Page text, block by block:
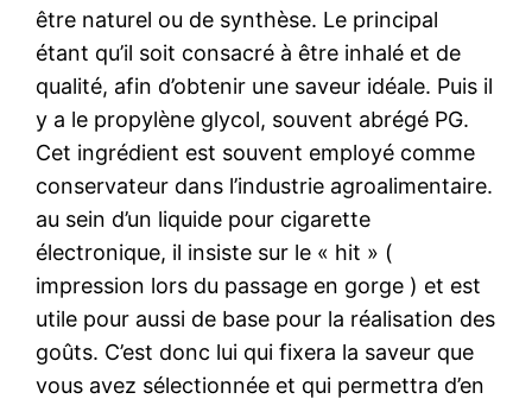
être naturel ou de synthèse. Le principal
étant qu’il soit consacré à être inhalé et de
qualité, afin d’obtenir une saveur idéale. Puis il
y a le propylène glycol, souvent abrégé PG.
Cet ingrédient est souvent employé comme
conservateur dans l’industrie agroalimentaire.
au sein d’un liquide pour cigarette
électronique, il insiste sur le « hit » (
impression lors du passage en gorge ) et est
utile pour aussi de base pour la réalisation des
goûts. C’est donc lui qui fixera la saveur que
vous avez sélectionnée et qui permettra d’en